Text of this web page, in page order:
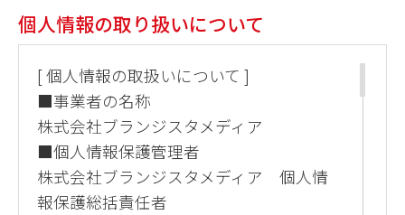
個人情報の取り扱いについて
[ 個人情報の取扱いについて ]
■事業者の名称
株式会社ブランジスタメディア
■個人情報保護管理者
株式会社ブランジスタメディア 個人情
報保護総括責任者